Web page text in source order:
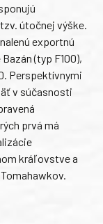
útočnej výške.
exportnú
(typ F100),
Perspektívnymi
v súčasnosti
prvá má
kráľovstve a